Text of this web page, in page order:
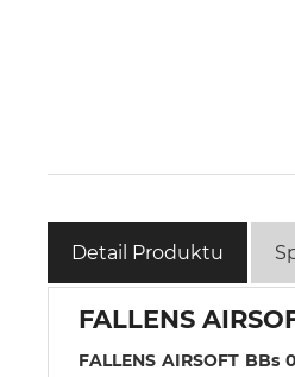
Detail Produktu
FALLENS
FALLENS AIRSOFT BBs